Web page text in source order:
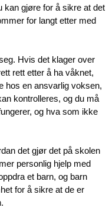
kan gjøre for å sikre at det
for langt etter med
Hvis det klager over
rett etter å ha våknet,
hos en ansvarlig voksen,
kontrolleres, og du må
og hva som ikke
det gjør det på skolen
personlig hjelp med
et barn, og barn
for å sikre at de er